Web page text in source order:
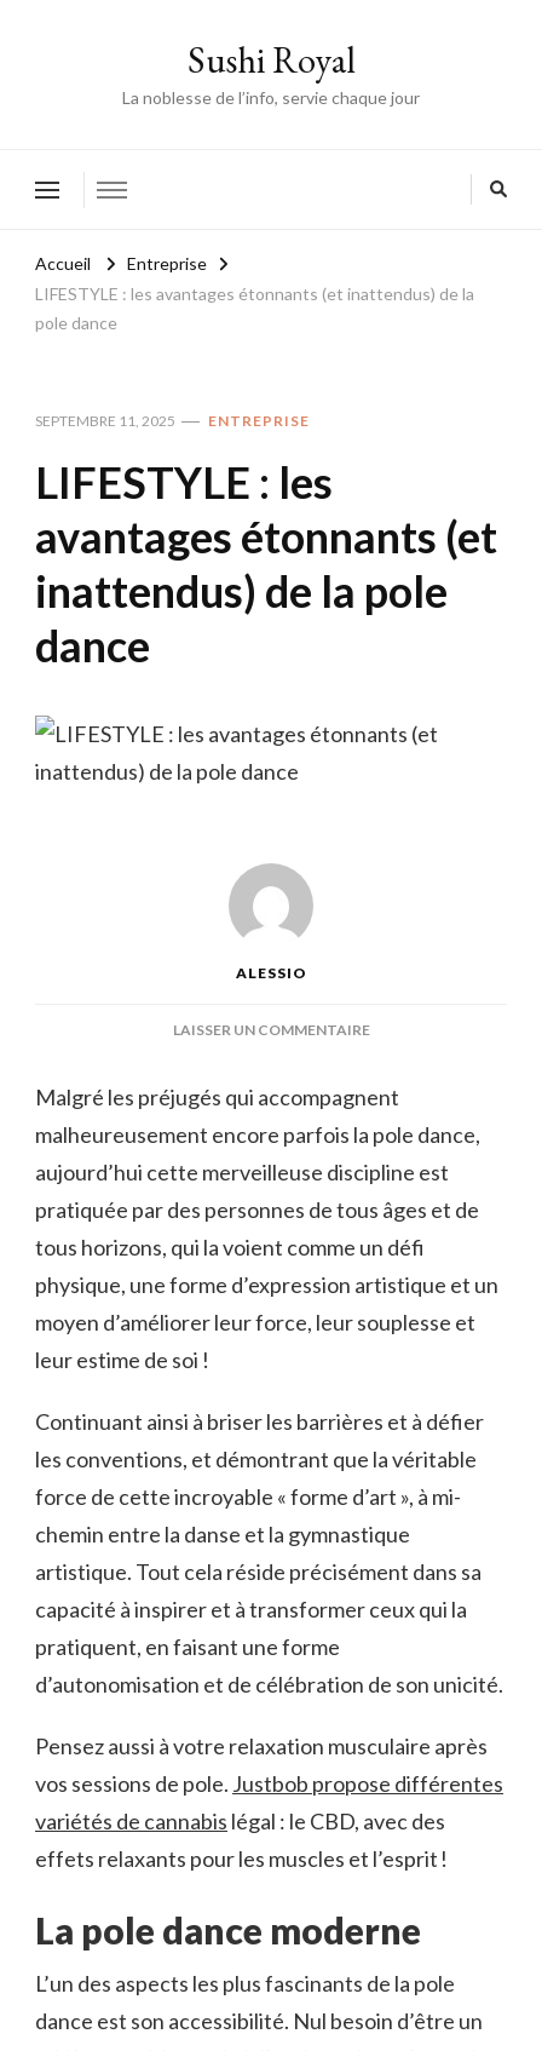
Sushi Royal
La noblesse de l’info, servie chaque jour
Accueil
Entreprise
LIFESTYLE : les avantages étonnants (et inattendus) de la
pole dance
SEPTEMBRE 11, 2025 ENTREPRISE
LIFESTYLE : les
avantages étonnants (et
inattendus) de la pole
dance
ALESSIO
LAISSER UN COMMENTAIRESUR
LES
AVANTAGES
(ET
INATTENDUS)
LA
POLE
Malgré les préjugés qui accompagnent
malheureusement encore parfois la pole dance,
aujourd’hui cette merveilleuse discipline est
pratiquée par des personnes de tous âges et de
tous horizons, qui la voient comme un défi
physique, une forme d’expression artistique et un
moyen d’améliorer leur force, leur souplesse et
leur estime de soi !
Continuant ainsi à briser les barrières et à défier
les conventions, et démontrant que la véritable
force de cette incroyable « forme d’art », à mi-
chemin entre la danse et la gymnastique
artistique. Tout cela réside précisément dans sa
capacité à inspirer et à transformer ceux qui la
pratiquent, en faisant une forme
d’autonomisation et de célébration de son unicité.
Pensez aussi à votre relaxation musculaire après
vos sessions de pole. Justbob propose différentes
variétés de cannabis légal : le CBD, avec des
effets relaxants pour les muscles et l’esprit !
La pole dance moderne
L’un des aspects les plus fascinants de la pole
dance est son accessibilité. Nul besoin d’être un